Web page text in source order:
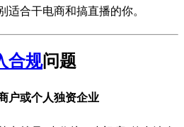
适合干电商和搞直播的你。
合规问题
户或个人独资企业